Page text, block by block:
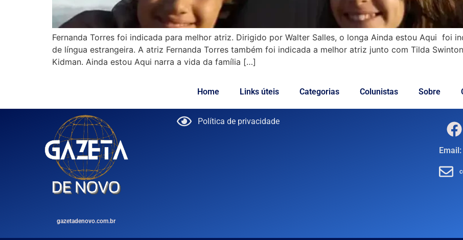
Fernanda Torres foi indicada para melhor atriz. Dirigido por Walter Salles, o longa Ainda estou Aqui foi
de língua estrangeira. A atriz Fernanda Torres também foi indicada a melhor atriz junto com Tilda
Kidman. Ainda estou Aqui narra a vida da família […]
Home Links úteis Categorias Colunistas Sobre
gazetadenovo.com.br
Política de privacidade
Email: